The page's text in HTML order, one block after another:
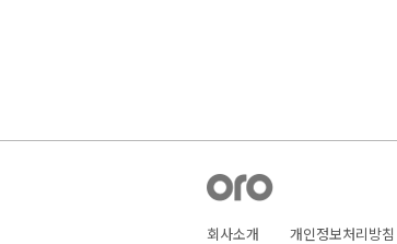
회사소개 개인정보처리방침